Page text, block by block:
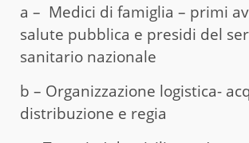
a – Medici di famiglia – primi
salute pubblica e presidi del
sanitario nazionale
b – Organizzazione logistica-
distribuzione e regia